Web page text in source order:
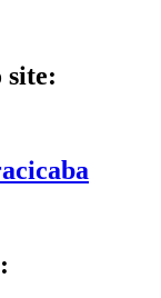
site: